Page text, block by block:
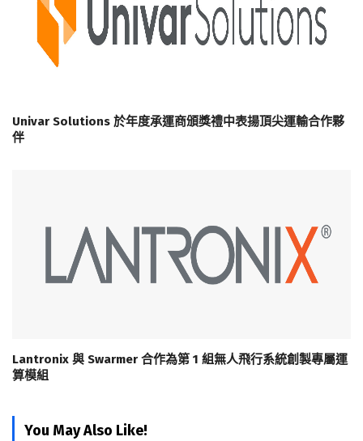
Univar Solutions 於年度承運商頒獎禮中表揚頂尖運輸合作夥
伴
Lantronix 與 Swarmer 合作為第 1 組無人飛行系統創製專屬運
算模組
You May Also Like!